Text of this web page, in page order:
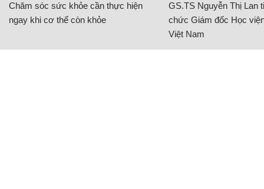
Chăm sóc sức khỏe cần thực hiện
ngay khi cơ thể còn khỏe
GS.TS Nguyễn Thị Lan
chức Giám đốc Học
Việt Nam